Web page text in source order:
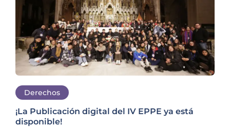
Derechos
¡La Publicación digital del IV EPPE ya está
disponible!